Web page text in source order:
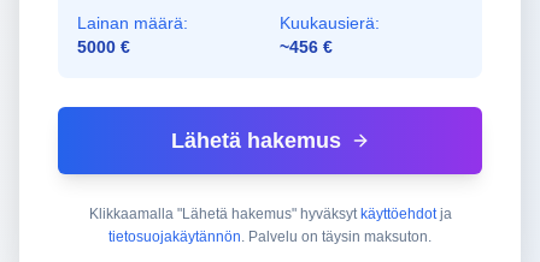
Lainan määrä:
5000 €
Kuukausierä:
~456 €
Lähetä hakemus
Klikkaamalla "Lähetä hakemus" hyväksyt käyttöehdot ja
tietosuojakäytännön. Palvelu on täysin maksuton.